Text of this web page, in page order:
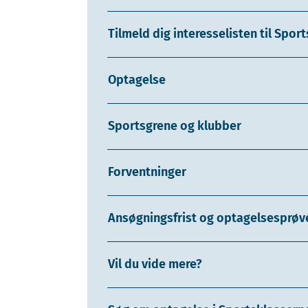
Tilmeld dig interesselisten til
Optagelse
Sportsgrene og klubber
Forventninger
Ansøgningsfrist og
Vil du vide mere?